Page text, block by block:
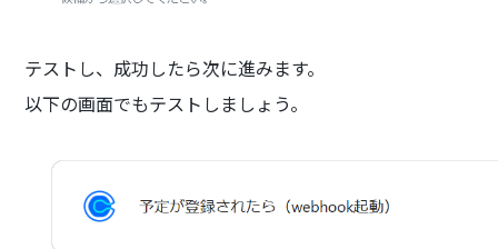
テストし、成功したら次に進みます。
以下の画面でもテストしましょう。